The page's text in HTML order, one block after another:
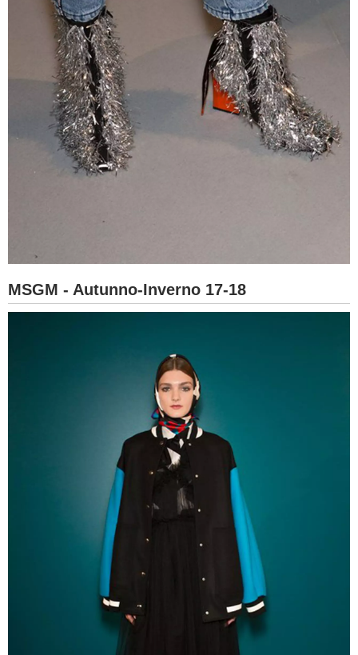
MSGM - Autunno-Inverno 17-18